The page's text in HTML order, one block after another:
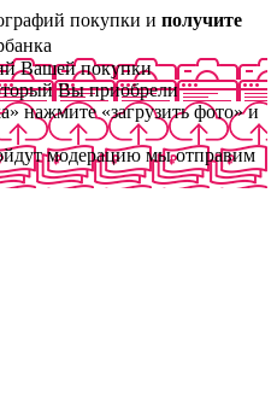
покупки и получите
Вашей покупки
Вы приобрели
нажмите «загрузить фото» и
модерацию мы отправим